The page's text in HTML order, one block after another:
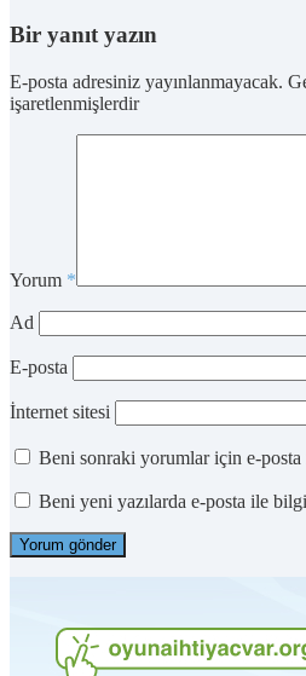
Bir yanıt yazın
E-posta adresiniz yayınlanmayacak.
işaretlenmişlerdir
Yorum *
Ad
E-posta
İnternet sitesi
Beni sonraki yorumlar için e-
Beni yeni yazılarda e-posta ile